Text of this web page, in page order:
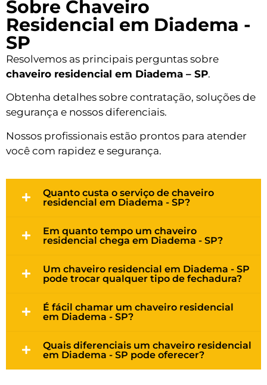
Sobre Chaveiro
Residencial em Diadema -
SP
Resolvemos as principais perguntas sobre
chaveiro residencial em Diadema – SP.
Obtenha detalhes sobre contratação, soluções de
segurança e nossos diferenciais.
Nossos profissionais estão prontos para atender
você com rapidez e segurança.
Quanto custa o serviço de chaveiro
residencial em Diadema - SP?
Em quanto tempo um chaveiro
residencial chega em Diadema - SP?
Um chaveiro residencial em Diadema - SP
pode trocar qualquer tipo de fechadura?
É fácil chamar um chaveiro residencial
em Diadema - SP?
Quais diferenciais um chaveiro residencial
em Diadema - SP pode oferecer?